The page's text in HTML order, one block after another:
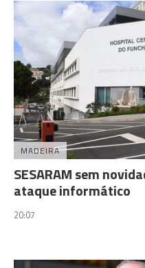
MADEIRA
SESARAM sem
ataque informático
20:07